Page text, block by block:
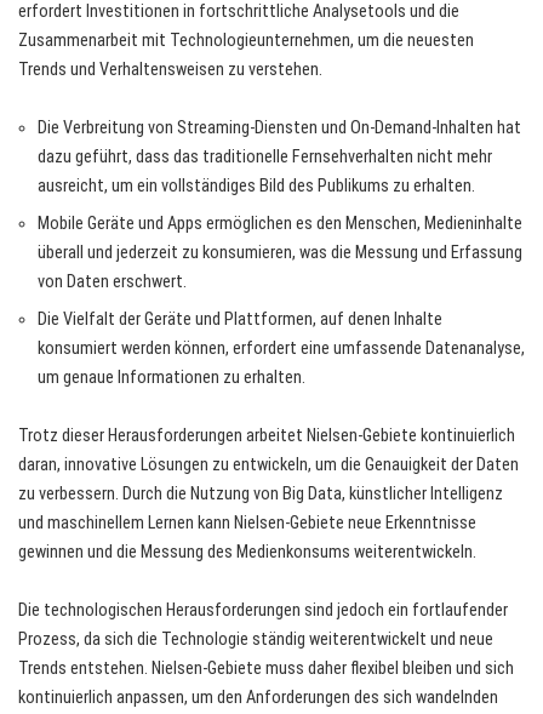
erfordert Investitionen in fortschrittliche Analysetools und die
Zusammenarbeit mit Technologieunternehmen, um die neuesten
Trends und Verhaltensweisen zu verstehen.
Die Verbreitung von Streaming-Diensten und On-Demand-Inhalten hat
dazu geführt, dass das traditionelle Fernsehverhalten nicht mehr
ausreicht, um ein vollständiges Bild des Publikums zu erhalten.
Mobile Geräte und Apps ermöglichen es den Menschen, Medieninhalte
überall und jederzeit zu konsumieren, was die Messung und Erfassung
von Daten erschwert.
Die Vielfalt der Geräte und Plattformen, auf denen Inhalte
konsumiert werden können, erfordert eine umfassende Datenanalyse,
um genaue Informationen zu erhalten.
Trotz dieser Herausforderungen arbeitet Nielsen-Gebiete kontinuierlich
daran, innovative Lösungen zu entwickeln, um die Genauigkeit der Daten
zu verbessern. Durch die Nutzung von Big Data, künstlicher Intelligenz
und maschinellem Lernen kann Nielsen-Gebiete neue Erkenntnisse
gewinnen und die Messung des Medienkonsums weiterentwickeln.
Die technologischen Herausforderungen sind jedoch ein fortlaufender
Prozess, da sich die Technologie ständig weiterentwickelt und neue
Trends entstehen. Nielsen-Gebiete muss daher flexibel bleiben und sich
kontinuierlich anpassen, um den Anforderungen des sich wandelnden